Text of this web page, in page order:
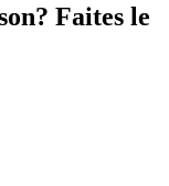
Faites le